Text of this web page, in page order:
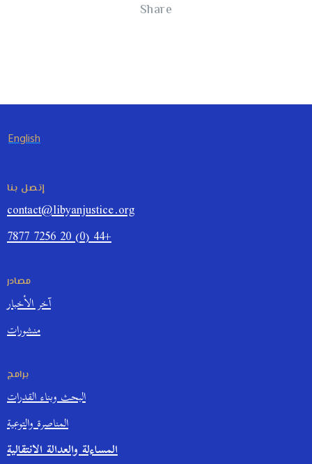
Share
English
إتصل بنا
contact@libyanjustice.org
+44 (0) 20 7256 7877
مصادر
آخر الأخبار
منشورات
برامج
البحث وبناء القدرات
المناصرة والتوعية
المساءلة والعدالة الانتقالية